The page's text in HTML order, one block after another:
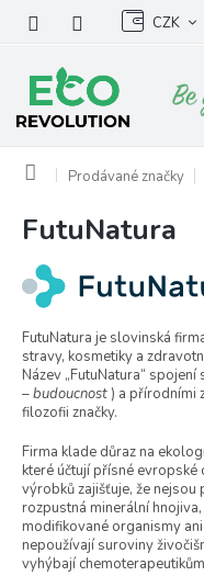
obsah
CZK
Domů Prodávané značky
FutuNatura
FutuNatura je slovinská
stravy, kosmetiky a
Název „FutuNatura“
– budoucnost ) a přírodními
filozofii značky.
Firma klade důraz na
které účtují přísné evropské
výrobků zajišťuje, že nejsou
rozpustná minerální
modifikované organismy
nepoužívají suroviny
vyhýbají
V
p
i
p
r
o
d
u
k
t
ů